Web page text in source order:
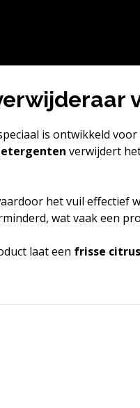
is ontwikkeld
verwijdert
het vuil effectief
wat vaak een
laat een frisse